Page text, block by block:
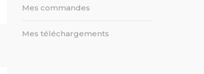
Mes commandes
Mes téléchargements